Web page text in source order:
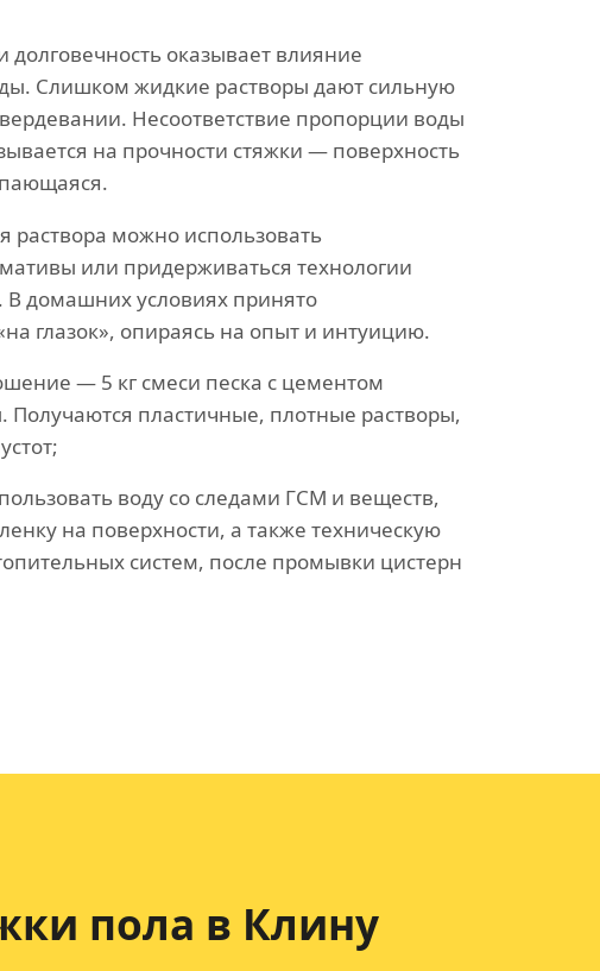
долговечность оказывает влияние
Слишком жидкие растворы дают сильную
Несоответствие пропорции воды
на прочности стяжки — поверхность
раствора можно использовать
или придерживаться технологии
домашних условиях принято
глазок», опираясь на опыт и интуицию.
— 5 кг смеси песка с цементом
Получаются пластичные, плотные растворы,
воду со следами ГСМ и веществ,
на поверхности, а также техническую
систем, после промывки цистерн
пола в Клину